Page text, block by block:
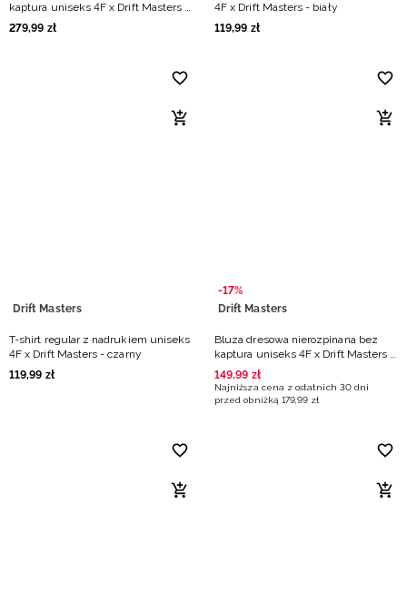
kaptura uniseks 4F x Drift Masters -
czarna
279,99 zł
4F x Drift Masters - biały
119,99 zł
Drift Masters
T-shirt regular z nadrukiem uniseks
4F x Drift Masters - czarny
119,99 zł
-17%
Drift Masters
Bluza dresowa nierozpinana bez
kaptura uniseks 4F x Drift Masters -
czarna
149,99 zł
Najniższa cena z ostatnich 30 dni
przed obniżką 179,99 zł